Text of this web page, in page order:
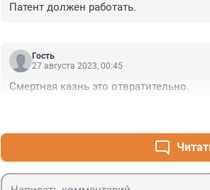
Патент должен работать.
Гость
27 августа 2023, 00:45
Смертная казнь это отвратительно.